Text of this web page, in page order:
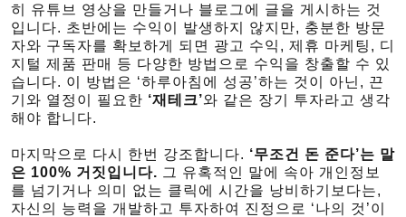
히 유튜브 영상을 만들거나 블로그에 글을 게시하는 것
입니다. 초반에는 수익이 발생하지 않지만, 충분한 방문
자와 구독자를 확보하게 되면 광고 수익, 제휴 마케팅, 디
지털 제품 판매 등 다양한 방법으로 수익을 창출할 수 있
습니다. 이 방법은 ‘하루아침에 성공’하는 것이 아닌, 끈
기와 열정이 필요한 ‘재테크’와 같은 장기 투자라고 생각
해야 합니다.
마지막으로 다시 한번 강조합니다. ‘무조건 돈 준다’는 말
은 100% 거짓입니다. 그 유혹적인 말에 속아 개인정보
를 넘기거나 의미 없는 클릭에 시간을 낭비하기보다는,
자신의 능력을 개발하고 투자하여 진정으로 ‘나의 것’이